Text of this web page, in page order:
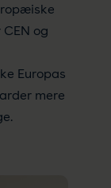
og
Europas
mere